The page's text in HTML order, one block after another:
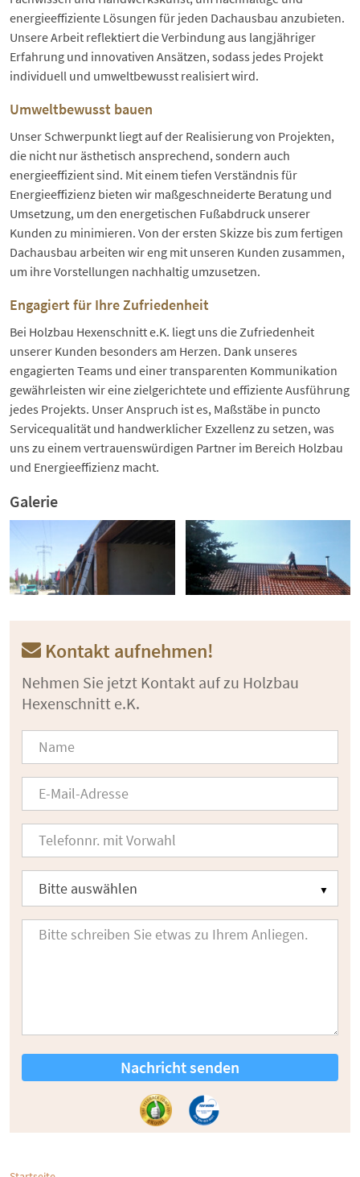
energieeffiziente Lösungen für jeden Dachausbau anzubieten.
Unsere Arbeit reflektiert die Verbindung aus langjähriger
Erfahrung und innovativen Ansätzen, sodass jedes Projekt
individuell und umweltbewusst realisiert wird.
Umweltbewusst bauen
Unser Schwerpunkt liegt auf der Realisierung von Projekten,
die nicht nur ästhetisch ansprechend, sondern auch
energieeffizient sind. Mit einem tiefen Verständnis für
Energieeffizienz bieten wir maßgeschneiderte Beratung und
Umsetzung, um den energetischen Fußabdruck unserer
Kunden zu minimieren. Von der ersten Skizze bis zum fertigen
Dachausbau arbeiten wir eng mit unseren Kunden zusammen,
um ihre Vorstellungen nachhaltig umzusetzen.
Engagiert für Ihre Zufriedenheit
Bei Holzbau Hexenschnitt e.K. liegt uns die Zufriedenheit
unserer Kunden besonders am Herzen. Dank unseres
engagierten Teams und einer transparenten Kommunikation
gewährleisten wir eine zielgerichtete und effiziente Ausführung
jedes Projekts. Unser Anspruch ist es, Maßstäbe in puncto
Servicequalität und handwerklicher Exzellenz zu setzen, was
uns zu einem vertrauenswürdigen Partner im Bereich Holzbau
und Energieeffizienz macht.
Galerie
Kontakt aufnehmen!
Nehmen Sie jetzt Kontakt auf zu Holzbau
Hexenschnitt e.K.
Nachricht senden